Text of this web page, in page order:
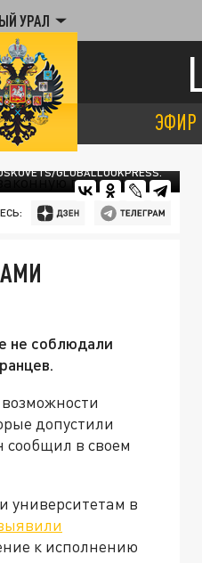
УРАЛ
ЭФИР
GLOBALLOOKPRESS.
не соблюдали
допустили
в своем
университетам в
к исполнению